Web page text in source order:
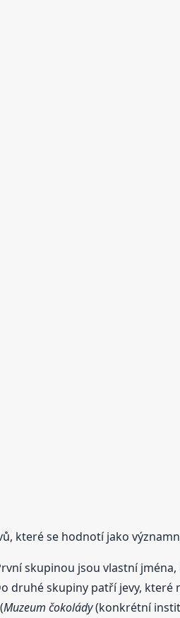
které se hodnotí jako
skupinou jsou vlastní
druhé skupiny patří jevy,
Muzeum čokolády(konkrétní